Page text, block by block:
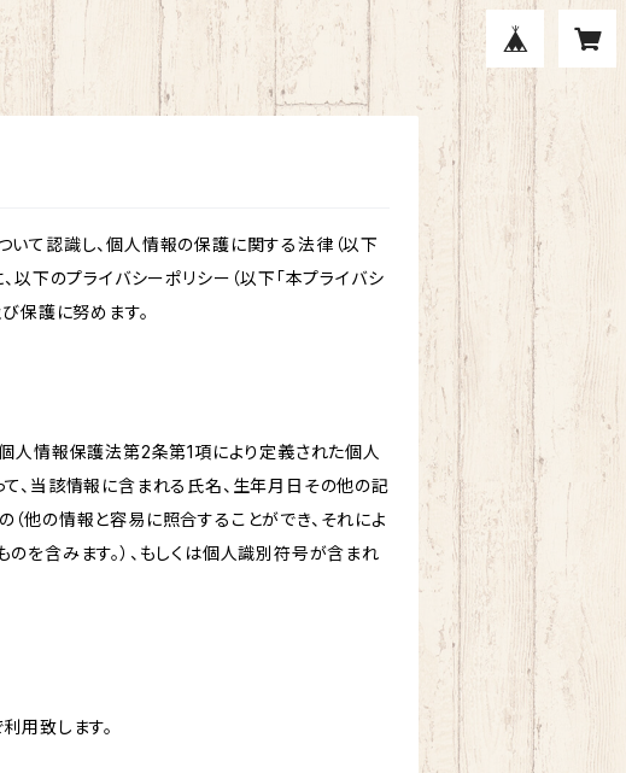
て認識し、個人情報の保護に関する法律（以下
以下のプライバシーポリシー（以下「本プライバシ
保護に努めます。
人情報保護法第2条第1項により定義された個人
、当該情報に含まれる氏名、生年月日その他の記
他の情報と容易に照合することができ、それによ
を含みます。）、もしくは個人識別符号が含まれ
用致します。